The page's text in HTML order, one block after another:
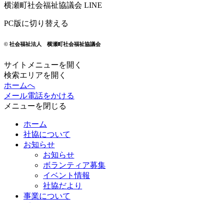
横瀬町社会福祉協議会 LINE
PC版に切り替える
© 社会福祉法人 横瀬町社会福祉協議会
サイトメニューを開く
検索エリアを開く
ホームへ
メール電話をかける
メニューを閉じる
ホーム
社協について
お知らせ
お知らせ
ボランティア募集
イベント情報
社協だより
事業について